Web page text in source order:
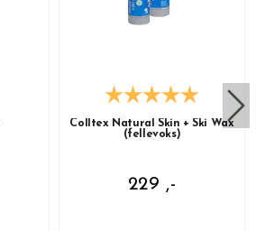
Colltex Natural Skin + Ski Wax
(fellevoks)
229 ,-